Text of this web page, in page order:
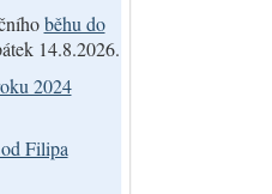
běhu do
14.8.2026.
2024
Filipa